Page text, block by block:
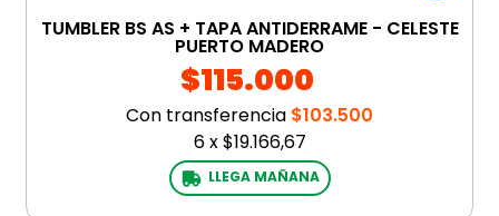
TUMBLER BS AS + TAPA ANTIDERRAME - CELESTE
PUERTO MADERO
$115.000
Con transferencia $103.500
6x$19.166,67
LLEGA MAÑANA